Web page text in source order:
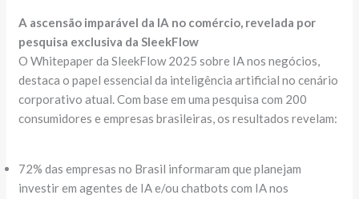
A ascensão imparável da IA no comércio, revelada por
pesquisa exclusiva da SleekFlow
O Whitepaper da SleekFlow 2025 sobre IA nos negócios,
destaca o papel essencial da inteligência artificial no cenário
corporativo atual. Com base em uma pesquisa com 200
consumidores e empresas brasileiras, os resultados revelam:
72% das empresas no Brasil informaram que planejam
investir em agentes de IA e/ou chatbots com IA nos